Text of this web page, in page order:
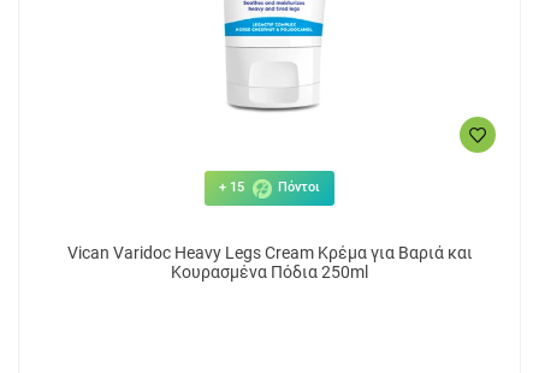
+ 15 Πόντοι
Vican Varidoc Heavy Legs Cream Κρέμα για Βαριά και
Κουρασμένα Πόδια 250ml